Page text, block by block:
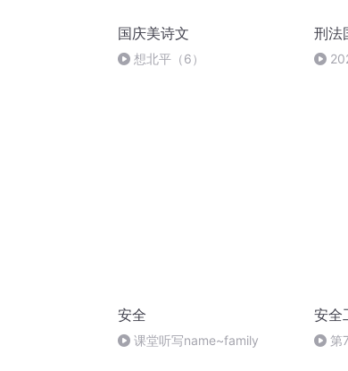
国庆美诗文
想北平（6）
刑法
安全
课堂听写name~family
安全
第